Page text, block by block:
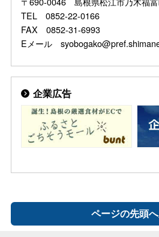
TEL 0852-22-0166
FAX 0852-31-6993
Eメール
企業広告
ページの先頭